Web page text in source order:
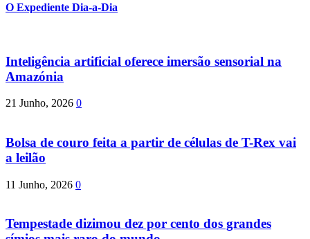
O Expediente Dia-a-Dia
Inteligência artificial oferece imersão sensorial na
Amazónia
21 Junho, 2026 0
Bolsa de couro feita a partir de células de T-Rex vai
a leilão
11 Junho, 2026 0
Tempestade dizimou dez por cento dos grandes